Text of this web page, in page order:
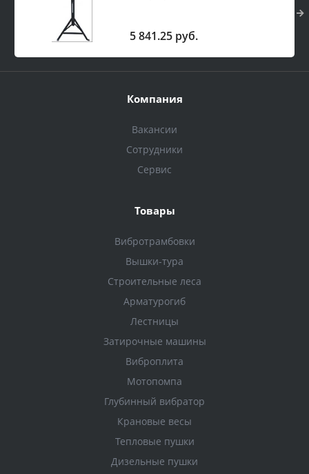
5 841.25 руб.
Компания
Вакансии
Сотрудники
Сервис
Товары
Вибротрамбовки
Вышки-тура
Строительные леса
Арматурогиб
Лестницы
Затирочные машины
Виброплита
Мотопомпа
Глубинный вибратор
Крановые весы
Тепловые пушки
Дизельные пушки